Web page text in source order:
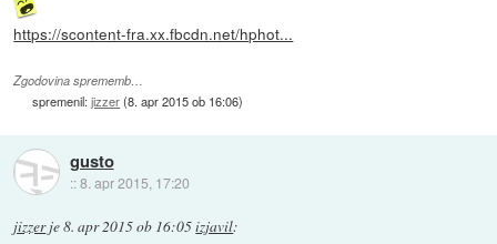
https://scontent-fra.xx.fbcdn.net/hphot...
Zgodovina sprememb…
spremenil:jizzer(8. apr 2015 ob 16:06)
gusto
::8. apr 2015, 17:20
jizzerje8. apr 2015 ob 16:05izjavil: